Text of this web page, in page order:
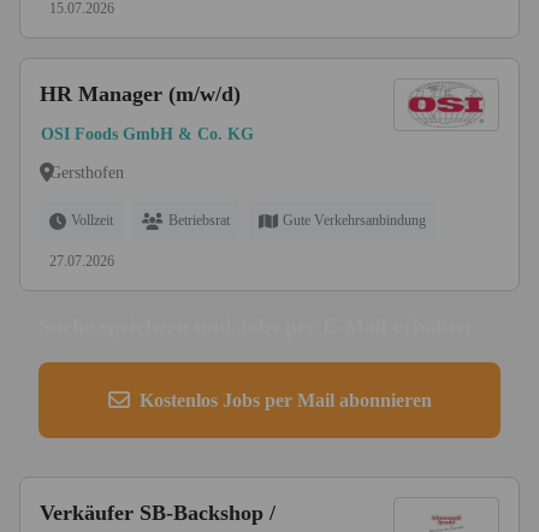
15.07.2026
HR Manager (m/w/d)
OSI Foods GmbH & Co. KG
Gersthofen
Vollzeit Betriebsrat Gute Verkehrsanbindung
27.07.2026
Kostenlos Jobs per Mail abonnieren
Verkäufer SB-Backshop /